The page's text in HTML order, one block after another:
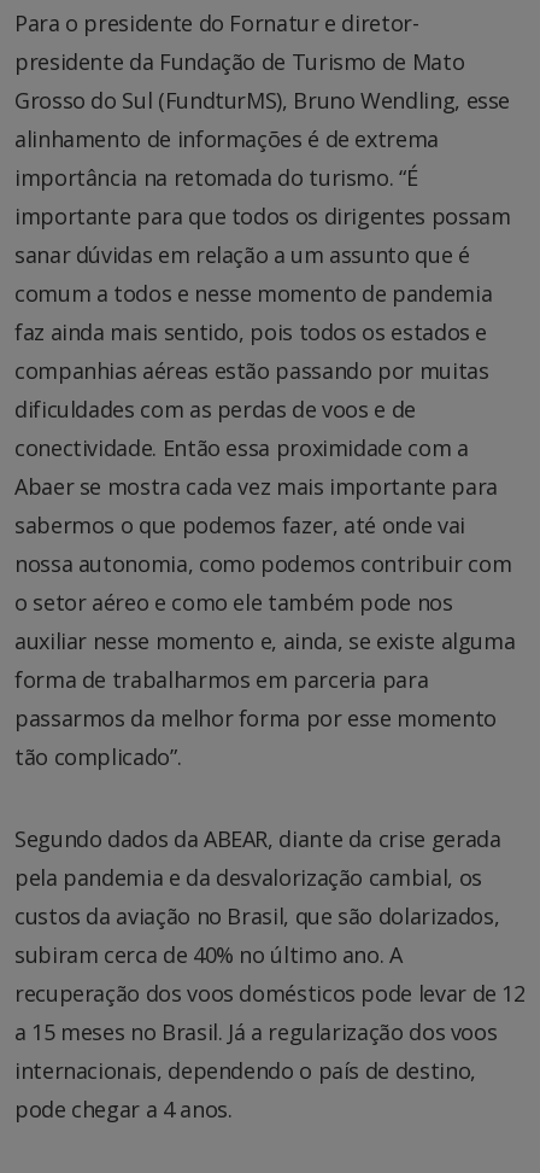
Para o presidente do Fornatur e diretor-
presidente da Fundação de Turismo de Mato
Grosso do Sul (FundturMS), Bruno Wendling, esse
alinhamento de informações é de extrema
importância na retomada do turismo. “É
importante para que todos os dirigentes possam
sanar dúvidas em relação a um assunto que é
comum a todos e nesse momento de pandemia
faz ainda mais sentido, pois todos os estados e
companhias aéreas estão passando por muitas
dificuldades com as perdas de voos e de
conectividade. Então essa proximidade com a
Abaer se mostra cada vez mais importante para
sabermos o que podemos fazer, até onde vai
nossa autonomia, como podemos contribuir com
o setor aéreo e como ele também pode nos
auxiliar nesse momento e, ainda, se existe alguma
forma de trabalharmos em parceria para
passarmos da melhor forma por esse momento
tão complicado”.
Segundo dados da ABEAR, diante da crise gerada
pela pandemia e da desvalorização cambial, os
custos da aviação no Brasil, que são dolarizados,
subiram cerca de 40% no último ano. A
recuperação dos voos domésticos pode levar de 12
a 15 meses no Brasil. Já a regularização dos voos
internacionais, dependendo o país de destino,
pode chegar a 4 anos.